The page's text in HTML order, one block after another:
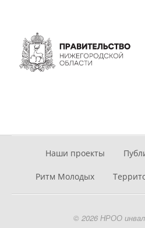
Наши проекты
Ритм Молодых
© 2026 НРОО